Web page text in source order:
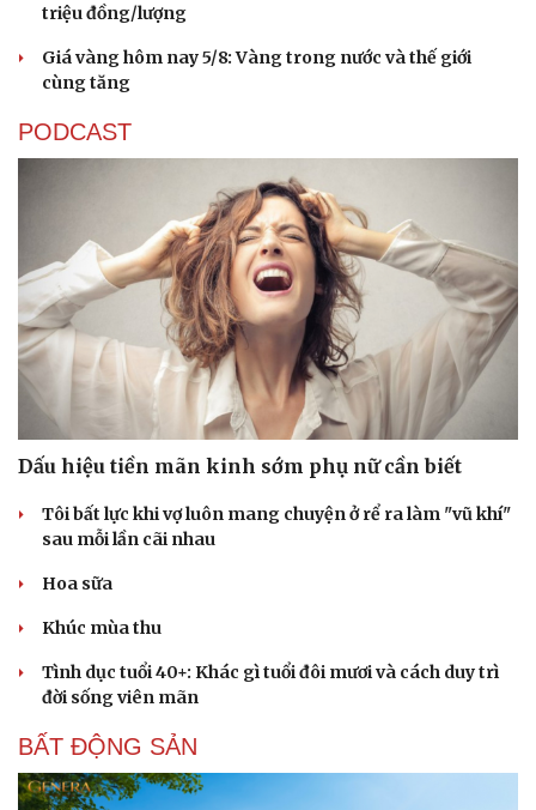
triệu đồng/lượng
Giá vàng hôm nay 5/8: Vàng trong nước và thế giới
cùng tăng
PODCAST
Dấu hiệu tiền mãn kinh sớm phụ nữ cần biết
Tôi bất lực khi vợ luôn mang chuyện ở rể ra làm "vũ khí"
sau mỗi lần cãi nhau
Hoa sữa
Khúc mùa thu
Tình dục tuổi 40+: Khác gì tuổi đôi mươi và cách duy trì
đời sống viên mãn
BẤT ĐỘNG SẢN